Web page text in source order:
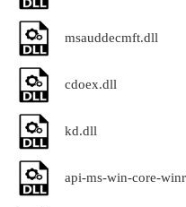
msauddecmft.dll
cdoex.dll
kd.dll
api-ms-win-core-